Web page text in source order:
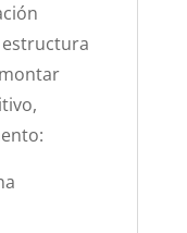
estructura